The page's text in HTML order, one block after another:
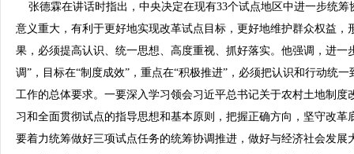
张德霖在讲话时指出，中央决定在现有33个试点地区中进一步统筹
意义重大，有利于更好地实现改革试点目标，更好地维护群众权益
果，必须提高认识、统一思想、高度重视、抓好落实。他强调，进一
调”，目标在“制度成效”，重点在“积极推进”，必须把认识和行动统
工作的总体要求。一要深入学习领会习近平总书记关于农村土地制
习和全面贯彻试点的指导思想和基本原则，把握正确方向，坚守改
要着力统筹做好三项试点任务的统筹协调推进，做好与经济社会发